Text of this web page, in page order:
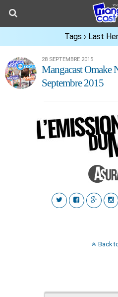
Tags › Last
28 SEPTEMBRE 2015
Mangacast Omake
Septembre 2015
Back